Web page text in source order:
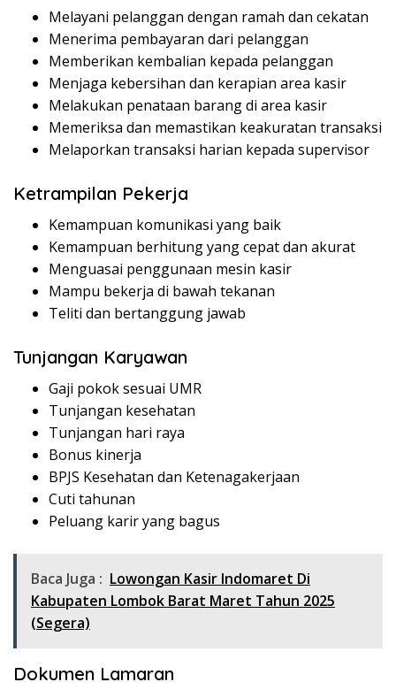
Melayani pelanggan dengan ramah dan cekatan
Menerima pembayaran dari pelanggan
Memberikan kembalian kepada pelanggan
Menjaga kebersihan dan kerapian area kasir
Melakukan penataan barang di area kasir
Memeriksa dan memastikan keakuratan transaksi
Melaporkan transaksi harian kepada supervisor
Ketrampilan Pekerja
Kemampuan komunikasi yang baik
Kemampuan berhitung yang cepat dan akurat
Menguasai penggunaan mesin kasir
Mampu bekerja di bawah tekanan
Teliti dan bertanggung jawab
Tunjangan Karyawan
Gaji pokok sesuai UMR
Tunjangan kesehatan
Tunjangan hari raya
Bonus kinerja
BPJS Kesehatan dan Ketenagakerjaan
Cuti tahunan
Peluang karir yang bagus
Baca Juga : Lowongan Kasir Indomaret Di
Kabupaten Lombok Barat Maret Tahun 2025
(Segera)
Dokumen Lamaran